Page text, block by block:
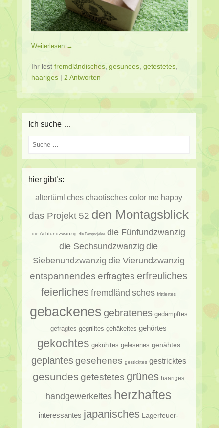
Weiterlesen →
Ihr lest fremdländisches gesundes getestetes
haariges | 2 Antworten
Ich suche …
Suche
hier gibt’s:
altertümliches chaotisches color me happy
das Projekt 52 den Montagsblick
die Achtundzwanzig die Fotoprojekte die Fünfundzwanzig
die Sechsundzwanzig die
Siebenundzwanzig die Vierundzwanzig
entspannendes erfragtes erfreuliches
feierliches fremdländisches frittiertes
gebackenes gebratenes gedämpftes
gefragtes gegrilltes gehäkeltes gehörtes
gekochtes gekühltes gelesenes genähtes
geplantesgesehenes gesticktes gestricktes
gesundes getestetes grünes haariges
handgewerkeltes herzhaftes
interessantes japanisches Lagerfeuer-